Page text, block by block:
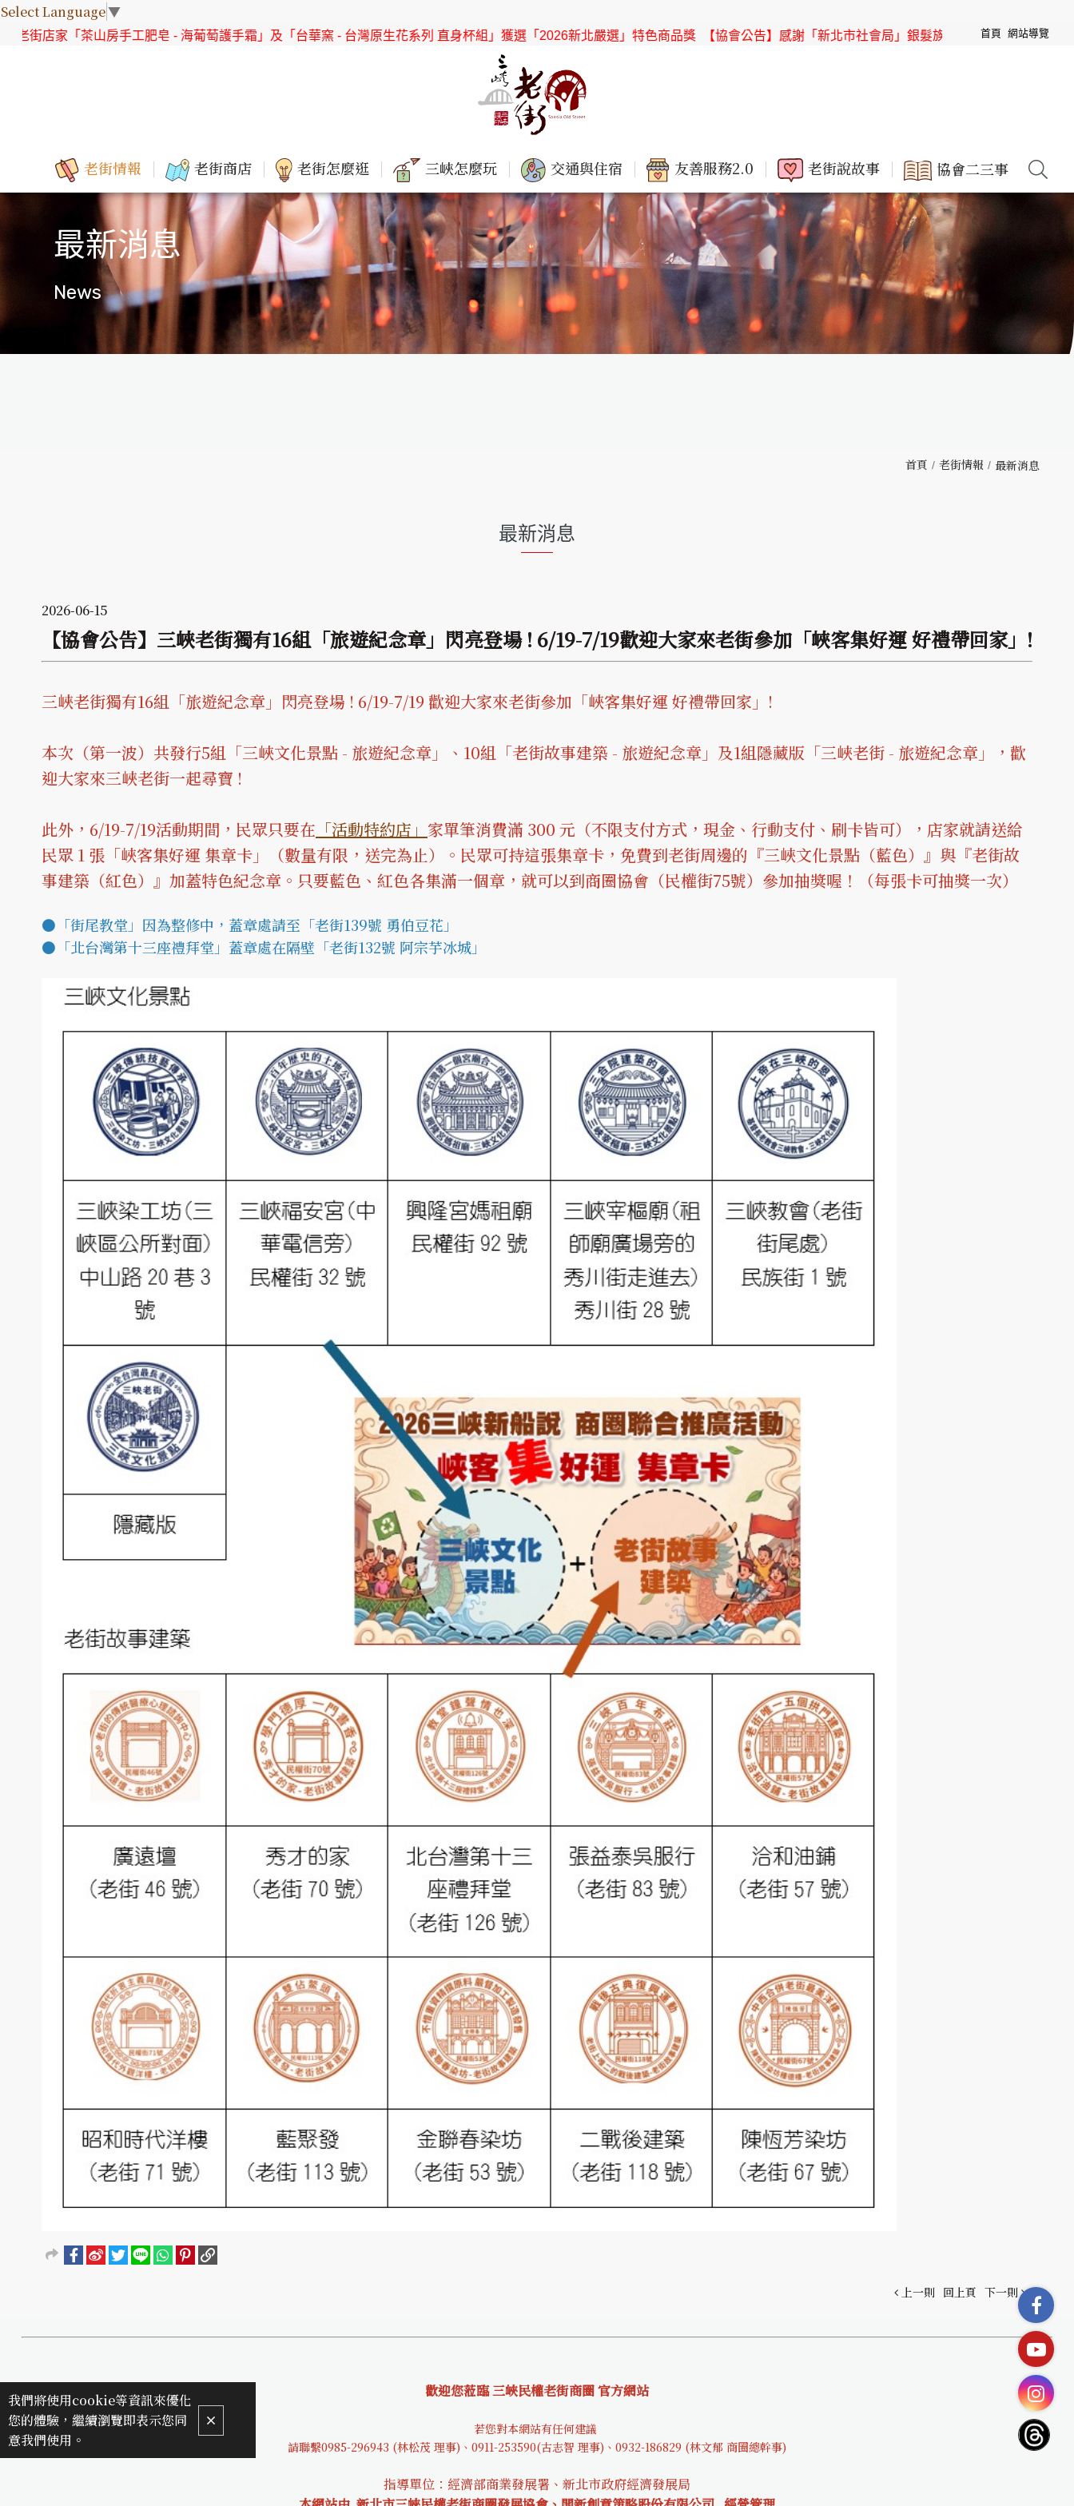
Select Language▼
山房手工肥皂 - 海葡萄護手霜」及「台華窯 - 台灣原生花系列 直身杯組」獲選「2026新北嚴選」特色商品獎 【協會公告】感謝「新北市社會局」銀髮族節目「高年級超進化」來「三峽老
首頁 網站導覽
老街情報 老街商店 老街怎麼逛 三峽怎麼玩 交通與住宿 友善服務2.0 老街說故事 協會二三事
最新消息
News
首頁 老街情報 最新消息
最新消息
2026-06-15
【協會公告】三峽老街獨有16組「旅遊紀念章」閃亮登場 ! 6/19-7/19歡迎大家來老街參加「峽客集好運 好禮帶回家」!
三峽老街獨有16組「旅遊紀念章」閃亮登場 ! 6/19-7/19 歡迎大家來老街參加「峽客集好運 好禮帶回家」!
本次（第一波）共發行5組「三峽文化景點 - 旅遊紀念章」、10組「老街故事建築 - 旅遊紀念章」及1組隱藏版「三峽老街 - 旅遊紀念章」，歡
迎大家來三峽老街一起尋寶 !
此外，6/19-7/19活動期間，民眾只要在 「活動特約店」 家單筆消費滿 300 元（不限支付方式，現金、行動支付、刷卡皆可），店家就請送給
民眾 1 張「峽客集好運 集章卡」（數量有限，送完為止）。民眾可持這張集章卡，免費到老街周邊的『三峽文化景點（藍色）』與『老街故
事建築（紅色）』加蓋特色紀念章。只要藍色、紅色各集滿一個章，就可以到商圈協會（民權街75號）參加抽獎喔！（每張卡可抽獎一次）
●「街尾教堂」因為整修中，蓋章處請至「老街139號 勇伯豆花」
●「北台灣第十三座禮拜堂」蓋章處在隔壁「老街132號 阿宗芋冰城」
上一則 回上頁 下一則
歡迎您蒞臨 三峽民權老街商圈 官方網站
若您對本網站有任何建議
請聯繫0985-296943 (林松茂 理事)、0911-253590(古志智 理事)、0932-186829 (林文郁 商圈總幹事)
指導單位：經濟部商業發展署、新北市政府經濟發展局
我們將使用cookie等資訊來優化
您的體驗，繼續瀏覽即表示您同
意我們使用。